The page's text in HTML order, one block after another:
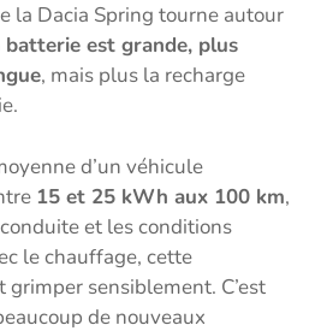
la Dacia Spring tourne autour
batterie est grande, plus
, mais plus la recharge
d’un véhicule
15 et 25 kWh aux 100 km,
et les conditions
le chauffage, cette
sensiblement. C’est
de nouveaux